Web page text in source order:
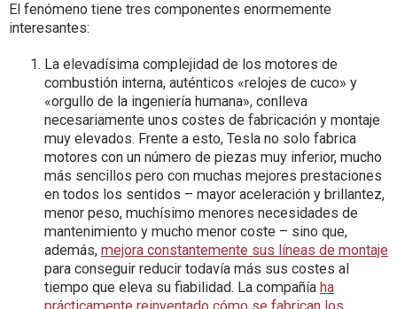
El fenómeno tiene tres componentes enormemente
interesantes:
La elevadísima complejidad de los motores de
combustión interna, auténticos «relojes de cuco» y
«orgullo de la ingeniería humana», conlleva
necesariamente unos costes de fabricación y montaje
muy elevados. Frente a esto, Tesla no solo fabrica
motores con un número de piezas muy inferior, mucho
más sencillos pero con muchas mejores prestaciones
en todos los sentidos – mayor aceleración y brillantez,
menor peso, muchísimo menores necesidades de
mantenimiento y mucho menor coste – sino que,
además, mejora constantemente sus líneas de montaje
para conseguir reducir todavía más sus costes al
tiempo que eleva su fiabilidad. La compañía ha